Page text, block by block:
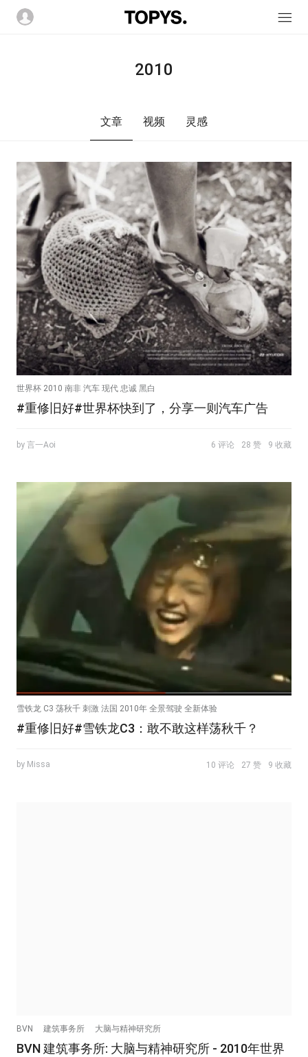
2010
文章 视频 灵感
世界杯 2010 南非 汽车 现代 忠诚 黑白
#重修旧好#世界杯快到了，分享一则汽车广告
by 言一Aoi 6 评论 28 赞 9 收藏
雪铁龙 C3 荡秋千 刺激 法国 2010年 全景驾驶 全新体验
#重修旧好#雪铁龙C3：敢不敢这样荡秋千？
by Missa 10 评论 27 赞 9 收藏
BVN 建筑事务所 大脑与精神研究所
BVN 建筑事务所: 大脑与精神研究所 - 2010年世界